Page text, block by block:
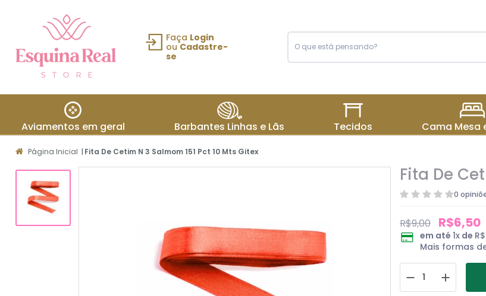
Faça Login
ou Cadastre-
se
ou Cadastre-
Meus
dados
Aviamentos em geral Barbantes Linhas e Lãs Tecidos Cama Mesa
Página Inicial | Fita De Cetim N 3 Salmom 151 Pct 10 Mts Gitex
Fita De
0
R$9,00 R$6,50
em até 1x de
Mais formas